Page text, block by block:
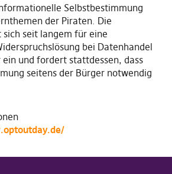
Selbstbestimmung
der Piraten. Die
seit langem für eine
bei Datenhandel
und fordert stattdessen, dass
seitens der Bürger notwendig